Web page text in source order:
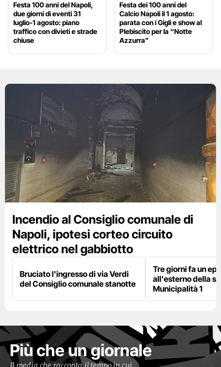
Festa 100 anni del Napoli,
due giorni di eventi 31
luglio-1 agosto: piano
traffico con divieti e strade
chiuse
Festa dei 100 anni del
Calcio Napoli il 1 agosto:
parata con i Gigli e show al
Plebiscito per la “Notte
Azzurra”
Incendio al Consiglio comunale di
Napoli, ipotesi corteo circuito
elettrico nel gabbiotto
Bruciato l'ingresso di via Verdi
del Consiglio comunale stanotte
Tre giorni fa un
all'esterno della
Municipalità 1
Più che un giornale